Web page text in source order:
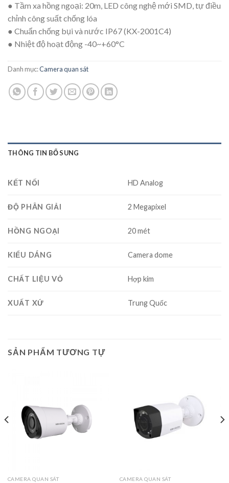
● Tầm xa hồng ngoại: 20m, LED công nghệ mới SMD, tự điều
chỉnh công suất chống lóa
● Chuẩn chống bụi và nước IP67 (KX-2001C4)
● Nhiệt độ hoạt động -40~+60°C
Danh mục:Camera quan sát
THÔNG TIN BỔ SUNG
KẾT NỐI HD Analog
ĐỘ PHÂN GIẢI 2 Megapixel
HỒNG NGOẠI 20 mét
KIỂU DÁNG Camera dome
CHẤT LIỆU VỎ Hợp kim
XUẤT XỨ Trung Quốc
SẢN PHẨM TƯƠNG TỰ
CAMERA QUAN SÁT CAMERA QUAN SÁT